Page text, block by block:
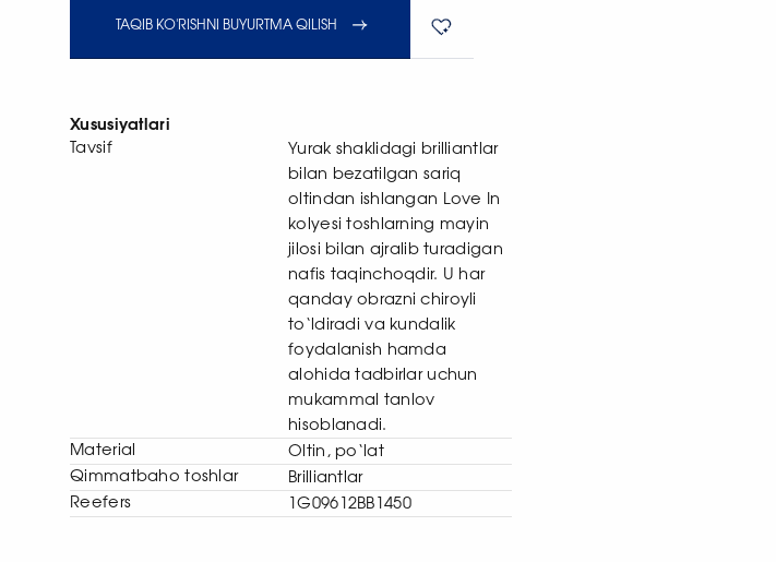
TAQIB KO'RISHNI BUYURTMA QILISH
Xususiyatlari
Tavsif
Yurak shaklidagi brilliantlar
bilan bezatilgan sariq
oltindan ishlangan Love In
kolyesi toshlarning mayin
jilosi bilan ajralib turadigan
nafis taqinchoqdir. U har
qanday obrazni chiroyli
to‘ldiradi va kundalik
foydalanish hamda
alohida tadbirlar uchun
mukammal tanlov
hisoblanadi.
Material
Oltin, po‘lat
Qimmatbaho toshlar
Brilliantlar
Reefers
1G09612BB1450